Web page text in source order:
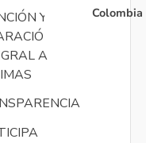
Y
A
Colombia